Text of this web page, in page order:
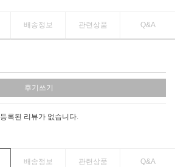
배송정보 관련상품 Q&A
후기쓰기
등록된 리뷰가 없습니다.
배송정보 관련상품 Q&A